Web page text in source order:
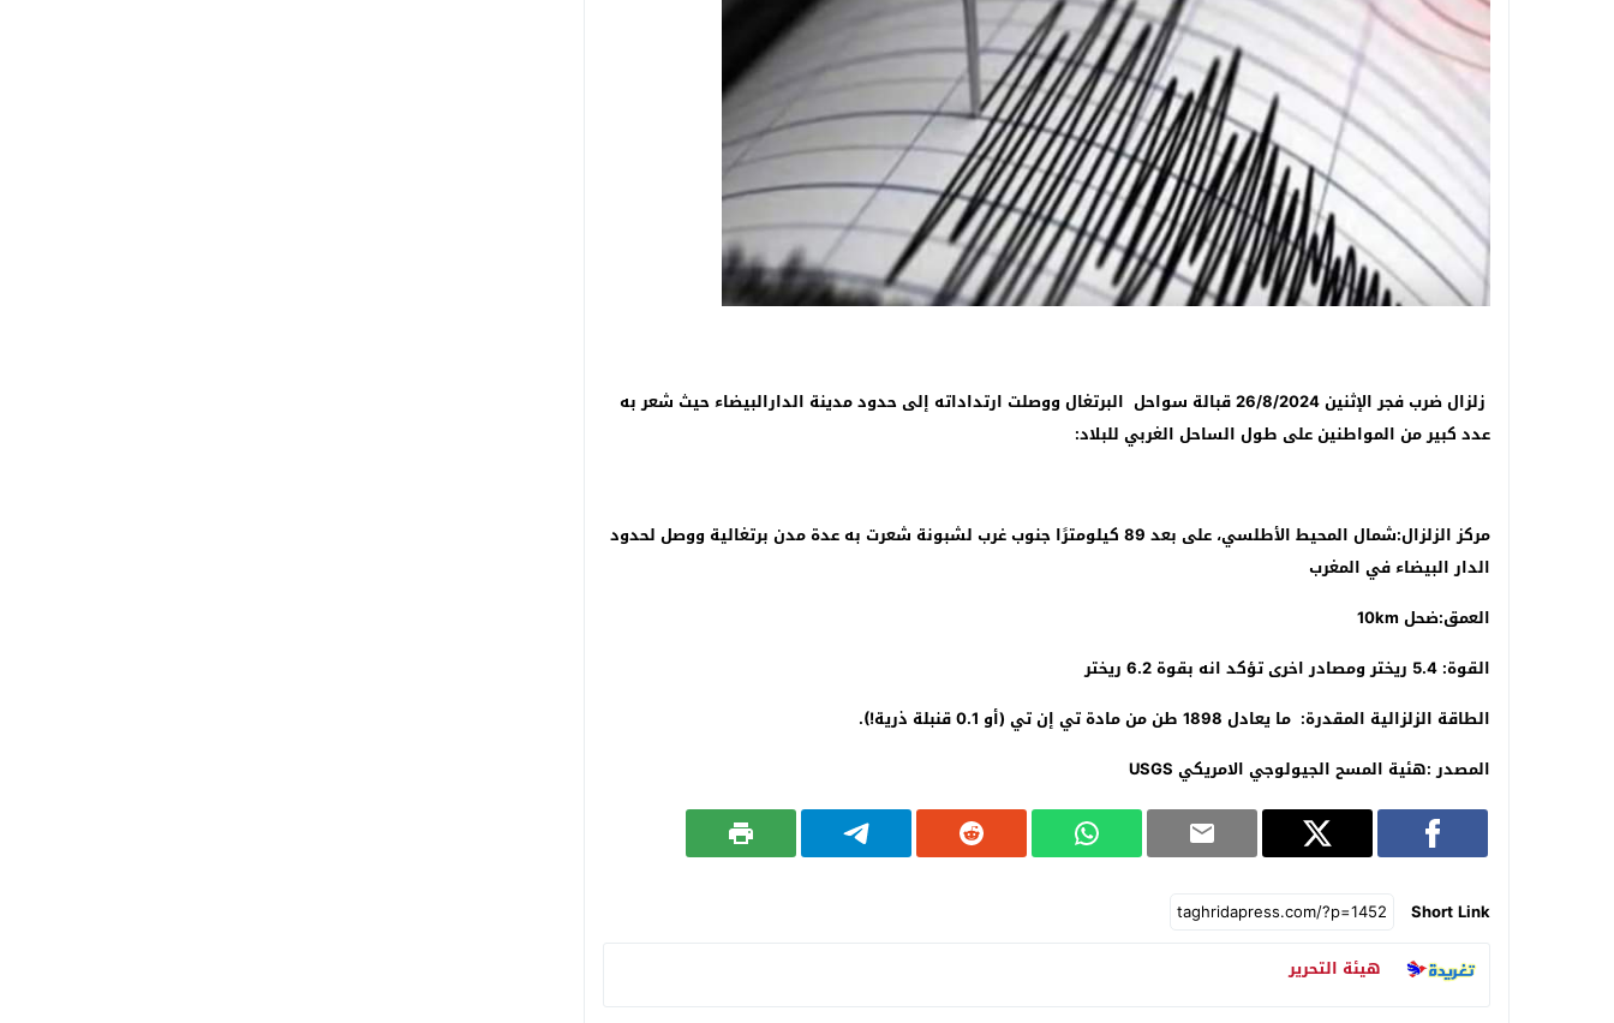
زلزال ضرب فجر الإثنين 26/8/2024 قبالة سواحل البرتغال ووصلت ارتداداته إلى حدود مدينة الدارالبيضاء حيث شعر به
عدد كبير من المواطنين على طول الساحل الغربي للبلاد:
مركز الزلزال:شمال المحيط الأطلسي، على بعد 89 كيلومترًا جنوب غرب لشبونة شعرت به عدة مدن برتغالية ووصل لحدود
الدار البيضاء في المغرب
العمق:ضحل 10km
القوة: 5.4 ريختر ومصادر اخرى تؤكد انه بقوة 6.2 ريختر
الطاقة الزلزالية المقدرة: ما يعادل 1898 طن من مادة تي إن تي (أو 0.1 قنبلة ذرية!).
المصدر :هئية المسح الجيولوجي الامريكي USGS
Short Link
هيئة التحرير